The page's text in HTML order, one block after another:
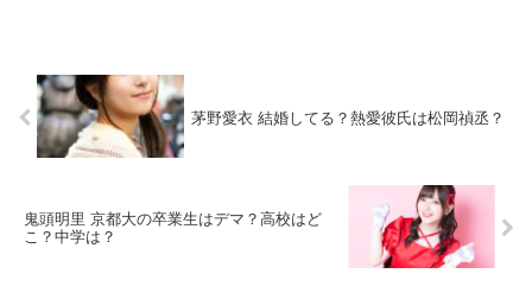
茅野愛衣 結婚してる？熱愛彼氏は松岡禎丞？
鬼頭明里 京都大の卒業生はデマ？高校はど
こ？中学は？